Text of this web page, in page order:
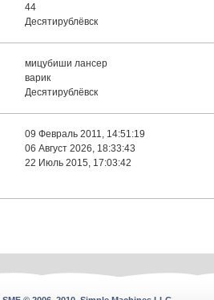
44
Десятирублёвск
мицубиши лансер
варик
Десятирублёвск
09 Февраль 2011, 14:51:19
06 Август 2026, 18:33:43
22 Июль 2015, 17:03:42